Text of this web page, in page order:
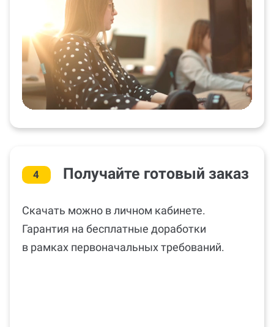
4 Получайте готовый заказ
Скачать можно в личном кабинете.
Гарантия на бесплатные доработки
в рамках первоначальных требований.